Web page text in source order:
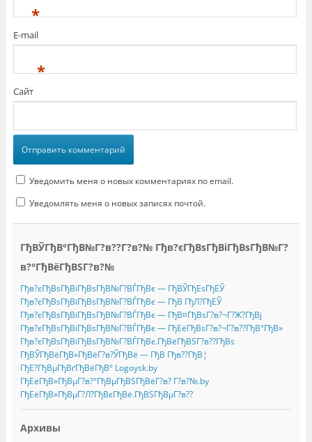
*
E-mail
*
Сайт
Уведомить меня о новых комментариях по email.
Уведомлять меня о новых записях почтой.
ГђВЎГђВ°ГђВ№Г?в??Г?в?№ Гђв?єГђВѕГђВіГђВѕГђВ№Г?
в?°ГђВёГђВЅГ?в?№
Гђв?єГђВѕГђВіГђВѕГђВ№Г?ВЃГђВє — ГђВЎГђЕѕГђЕЎ
Гђв?єГђВѕГђВіГђВѕГђВ№Г?ВЃГђВє — ГђВ ГђЛ?ГђЕЎ
Гђв?єГђВѕГђВіГђВѕГђВ№Г?ВЃГђВє — ГђВ¤ГђВѕГ?в?¬Г?Ж?ГђВј
Гђв?єГђВѕГђВіГђВѕГђВ№Г?ВЃГђВє — ГђЕёГђВѕГ?в?¬Г?в??ГђВ°ГђВ»
Гђв?єГђВѕГђВіГђВѕГђВ№Г?ВЃГђВє.ГђВёГђВЅГ?в??ГђВѕ
ГђВЎГђВёГђВ»ГђВёГ?в?ЎГђВё — ГђВ Гђв??ГђВ¦
ГђЕ?ГђВµГђВґГђВёГђВ° Logoysk.by
ГђЕёГђВ»ГђВµГ?в?°ГђВµГђВЅГђВёГ?в? Г?в?№.by
ГђЕёГђВ»ГђВµГ?Л?ГђВєГђВё.ГђВЅГђВµГ?в??
Архивы